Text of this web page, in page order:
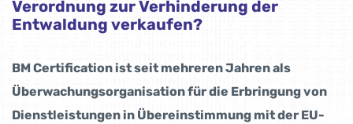
Verordnung zur Verhinderung der
Entwaldung verkaufen?
BM Certification ist seit mehreren Jahren als
Überwachungsorganisation für die Erbringung von
Dienstleistungen in Übereinstimmung mit der EU-